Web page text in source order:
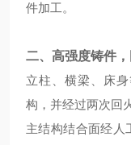
件加工。
二、高强度铸件
立柱、横梁、床
构，并经过两次回
主结构结合面经人